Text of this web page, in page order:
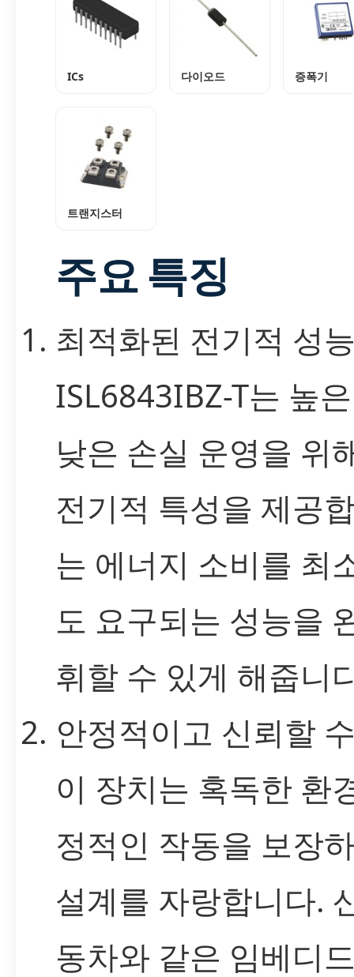
ICs 다이오드 증폭기
트랜지스터
주요 특징
최적화된 전기적 성
ISL6843IBZ-T는 높
낮은 손실 운영을 위
전기적 특성을 제공
는 에너지 소비를 최
도 요구되는 성능을
휘할 수 있게 해줍니
안정적이고 신뢰할
이 장치는 혹독한 환
정적인 작동을 보장
설계를 자랑합니다.
동차와 같은 임베디